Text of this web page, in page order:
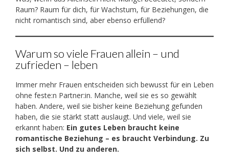
Raum? Raum für dich, für Wachstum, für Beziehungen, die
nicht romantisch sind, aber ebenso erfüllend?
Warum so viele Frauen allein – und
zufrieden – leben
Immer mehr Frauen entscheiden sich bewusst für ein Leben
ohne feste:n Partner:in. Manche, weil sie es so gewählt
haben. Andere, weil sie bisher keine Beziehung gefunden
haben, die sie stärkt statt auslaugt. Und viele, weil sie
erkannt haben: Ein gutes Leben braucht keine
romantische Beziehung – es braucht Verbindung. Zu
sich selbst. Und zu anderen.